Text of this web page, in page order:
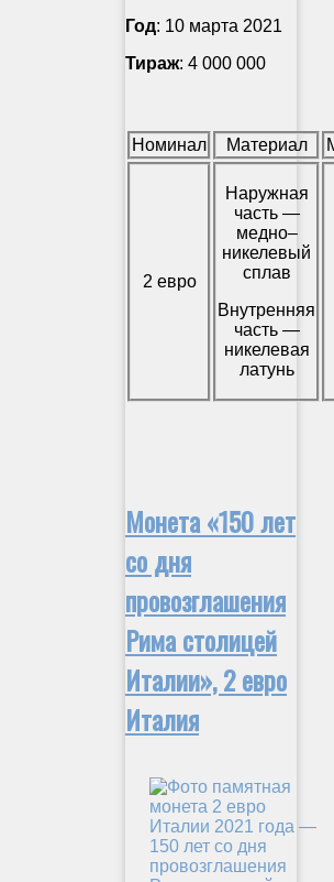
Год: 10 марта 2021
Тираж: 4 000 000
Номинал Материал
2 евро
Наружная
часть —
медно–
никелевый
сплав
Внутренняя
часть —
никелевая
латунь
Монета «150 лет
со дня
провозглашения
Рима столицей
Италии», 2 евро
Италия